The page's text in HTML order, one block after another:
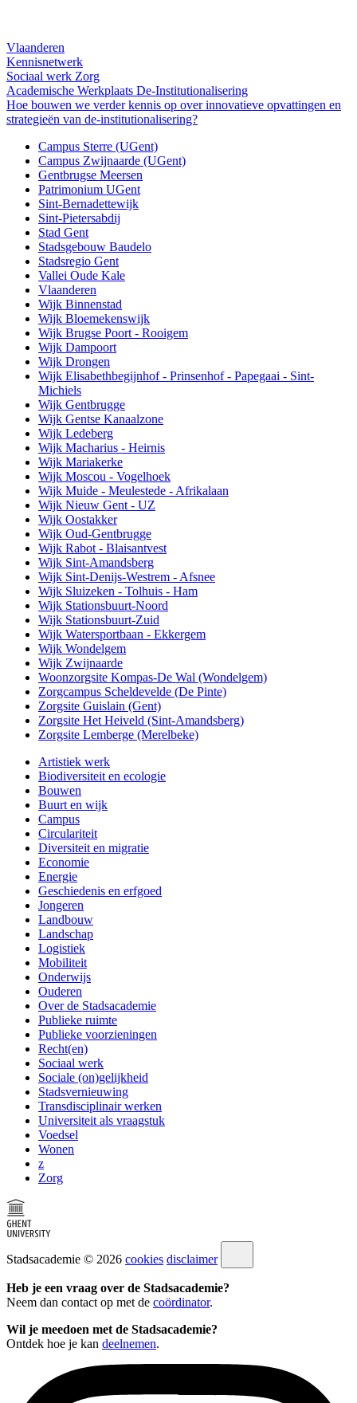
Vlaanderen
Kennisnetwerk
Sociaal werk Zorg
Academische Werkplaats De-Institutionalisering
Hoe bouwen we verder kennis op over innovatieve opvattingen en
strategieën van de-institutionalisering?
Campus Sterre (UGent)
Campus Zwijnaarde (UGent)
Gentbrugse Meersen
Patrimonium UGent
Sint-Bernadettewijk
Sint-Pietersabdij
Stad Gent
Stadsgebouw Baudelo
Stadsregio Gent
Vallei Oude Kale
Vlaanderen
Wijk Binnenstad
Wijk Bloemekenswijk
Wijk Brugse Poort - Rooigem
Wijk Dampoort
Wijk Drongen
Wijk Elisabethbegijnhof - Prinsenhof - Papegaai - Sint-
Michiels
Wijk Gentbrugge
Wijk Gentse Kanaalzone
Wijk Ledeberg
Wijk Macharius - Heirnis
Wijk Mariakerke
Wijk Moscou - Vogelhoek
Wijk Muide - Meulestede - Afrikalaan
Wijk Nieuw Gent - UZ
Wijk Oostakker
Wijk Oud-Gentbrugge
Wijk Rabot - Blaisantvest
Wijk Sint-Amandsberg
Wijk Sint-Denijs-Westrem - Afsnee
Wijk Sluizeken - Tolhuis - Ham
Wijk Stationsbuurt-Noord
Wijk Stationsbuurt-Zuid
Wijk Watersportbaan - Ekkergem
Wijk Wondelgem
Wijk Zwijnaarde
Woonzorgsite Kompas-De Wal (Wondelgem)
Zorgcampus Scheldevelde (De Pinte)
Zorgsite Guislain (Gent)
Zorgsite Het Heiveld (Sint-Amandsberg)
Zorgsite Lemberge (Merelbeke)
Artistiek werk
Biodiversiteit en ecologie
Bouwen
Buurt en wijk
Campus
Circulariteit
Diversiteit en migratie
Economie
Energie
Geschiedenis en erfgoed
Jongeren
Landbouw
Landschap
Logistiek
Mobiliteit
Onderwijs
Ouderen
Over de Stadsacademie
Publieke ruimte
Publieke voorzieningen
Recht(en)
Sociaal werk
Sociale (on)gelijkheid
Stadsvernieuwing
Transdisciplinair werken
Universiteit als vraagstuk
Voedsel
Wonen
z
Zorg
Stadsacademie © 2026 cookies disclaimer
Heb je een vraag over de Stadsacademie?
Neem dan contact op met de coördinator.
Wil je meedoen met de Stadsacademie?
Ontdek hoe je kan deelnemen.